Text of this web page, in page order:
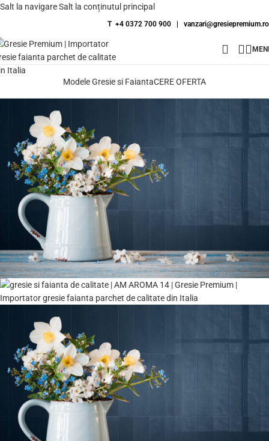
Salt la navigareSalt la conținutul principal
T +4 0372 700 900 | vanzari@gresiepremium.ro
Modele Gresie si FaiantaCERE OFERTA